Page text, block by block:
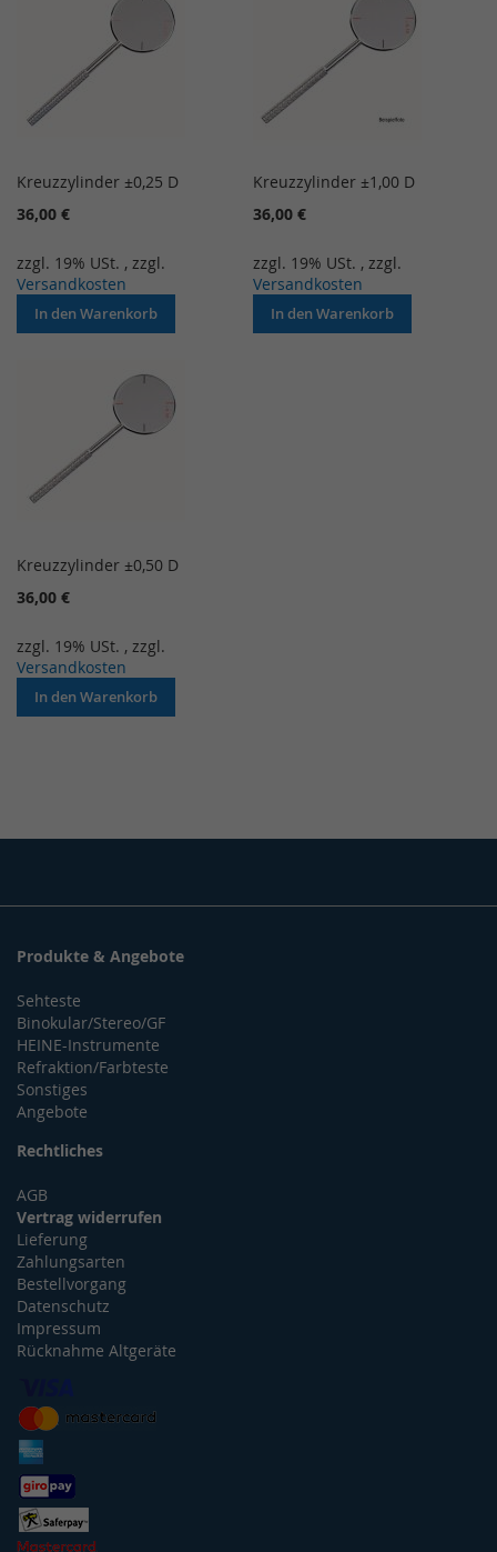
Kreuzzylinder ±0,25 D
36,00 €
zzgl. 19% USt. , zzgl.
Versandkosten
In den Warenkorb
Kreuzzylinder ±1,00 D
36,00 €
zzgl. 19% USt. , zzgl.
Versandkosten
In den Warenkorb
Kreuzzylinder ±0,50 D
36,00 €
zzgl. 19% USt. , zzgl.
Versandkosten
In den Warenkorb
Produkte & Angebote
Sehteste
Binokular/Stereo/GF
HEINE-Instrumente
Refraktion/Farbteste
Sonstiges
Angebote
Rechtliches
AGB
Vertrag widerrufen
Lieferung
Zahlungsarten
Bestellvorgang
Datenschutz
Impressum
Rücknahme Altgeräte